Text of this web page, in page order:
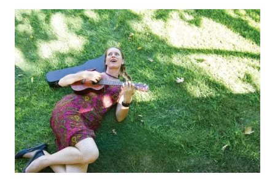
WN
SURABAYA
WN
NATUNA
WN
BINTAN
WN
MANDALIKA